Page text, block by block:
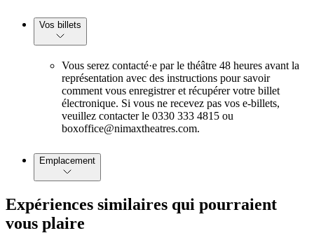
Vos billets
Vous serez contacté·e par le théâtre 48 heures avant la
représentation avec des instructions pour savoir
comment vous enregistrer et récupérer votre billet
électronique. Si vous ne recevez pas vos e-billets,
veuillez contacter le 0330 333 4815 ou
boxoffice@nimaxtheatres.com.
Emplacement
Expériences similaires qui pourraient
vous plaire